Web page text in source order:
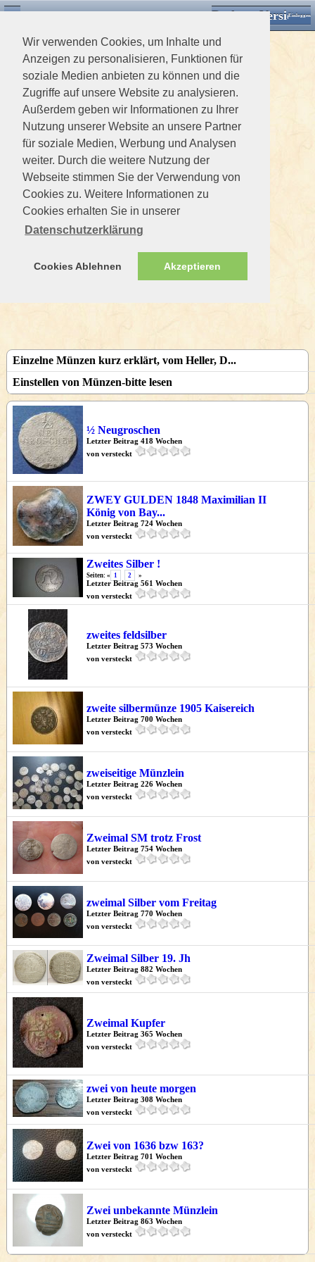
Wir verwenden Cookies, um Inhalte und
Anzeigen zu personalisieren, Funktionen für
soziale Medien anbieten zu können und die
Zugriffe auf unsere Website zu analysieren.
Außerdem geben wir Informationen zu Ihrer
Nutzung unserer Website an unsere Partner
für soziale Medien, Werbung und Analysen
weiter. Durch die weitere Nutzung der
Webseite stimmen Sie der Verwendung von
Cookies zu. Weitere Informationen zu
Cookies erhalten Sie in unserer
Datenschutzerklärung
Cookies Ablehnen Akzeptieren
Desktop VersionEinloggen
Einzelne Münzen kurz erklärt, vom Heller, D...
Einstellen von Münzen-bitte lesen
½ Neugroschen
Letzter Beitrag 418 Wochen
von versteckt
ZWEY GULDEN 1848 Maximilian II
König von Bay...
Letzter Beitrag 724 Wochen
von versteckt
Zweites Silber !
Seiten: « 1 2 »
Letzter Beitrag 561 Wochen
von versteckt
zweites feldsilber
Letzter Beitrag 573 Wochen
von versteckt
zweite silbermünze 1905 Kaisereich
Letzter Beitrag 700 Wochen
von versteckt
zweiseitige Münzlein
Letzter Beitrag 226 Wochen
von versteckt
Zweimal SM trotz Frost
Letzter Beitrag 754 Wochen
von versteckt
zweimal Silber vom Freitag
Letzter Beitrag 770 Wochen
von versteckt
Zweimal Silber 19. Jh
Letzter Beitrag 882 Wochen
von versteckt
Zweimal Kupfer
Letzter Beitrag 365 Wochen
von versteckt
zwei von heute morgen
Letzter Beitrag 308 Wochen
von versteckt
Zwei von 1636 bzw 163?
Letzter Beitrag 701 Wochen
von versteckt
Zwei unbekannte Münzlein
Letzter Beitrag 863 Wochen
von versteckt